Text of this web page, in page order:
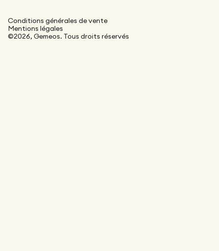
Conditions générales de vente
Mentions légales
©2026, Gemeos. Tous droits réservés